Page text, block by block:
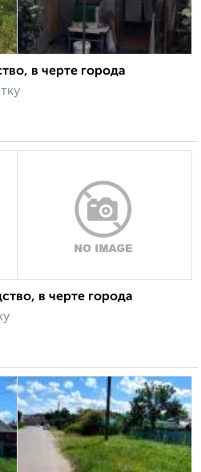
в черте города
в черте города